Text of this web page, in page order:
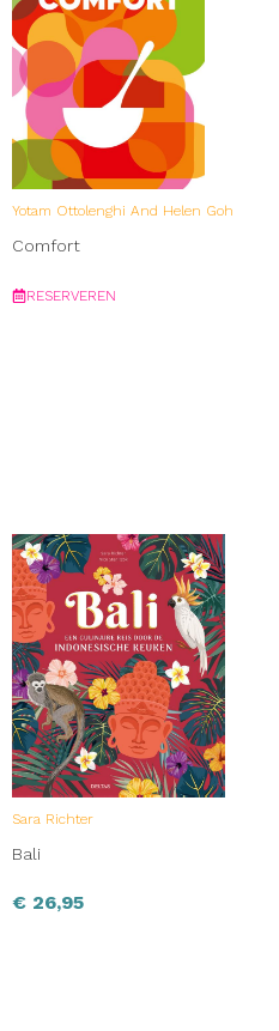
Yotam Ottolenghi And Helen Goh
Comfort
RESERVEREN
Sara Richter
Bali
€ 26,95